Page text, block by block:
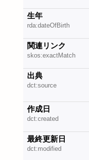
生年
rda:dateOfBirth
関連リンク
skos:exactMatch
出典
dct:source
作成日
dct:created
最終更新日
dct:modified